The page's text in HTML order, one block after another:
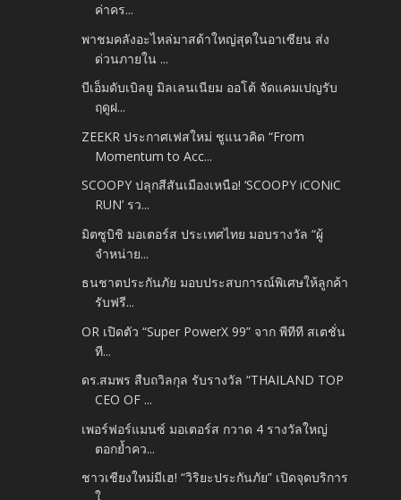
ค่าคร...
พาชมคลังอะไหล่มาสด้าใหญ่สุดในอาเซียน ส่ง
ด่วนภายใน ...
บีเอ็มดับเบิลยู มิลเลนเนียม ออโต้ จัดแคมเปญรับ
ฤดูฝ...
ZEEKR ประกาศเฟสใหม่ ชูแนวคิด “From
Momentum to Acc...
SCOOPY ปลุกสีสันเมืองเหนือ! ‘SCOOPY iCONiC
RUN’ รว...
มิตซูบิชิ มอเตอร์ส ประเทศไทย มอบรางวัล “ผู้
จำหน่าย...
ธนชาตประกันภัย มอบประสบการณ์พิเศษให้ลูกค้า
รับฟรี...
OR เปิดตัว “Super PowerX 99” จาก พีทีที สเตชั่น
ที...
ดร.สมพร สืบถวิลกุล รับรางวัล “THAILAND TOP
CEO OF ...
เพอร์ฟอร์แมนซ์ มอเตอร์ส กวาด 4 รางวัลใหญ่
ตอกย้ำคว...
ชาวเชียงใหม่มีเฮ! “วิริยะประกันภัย” เปิดจุดบริการ